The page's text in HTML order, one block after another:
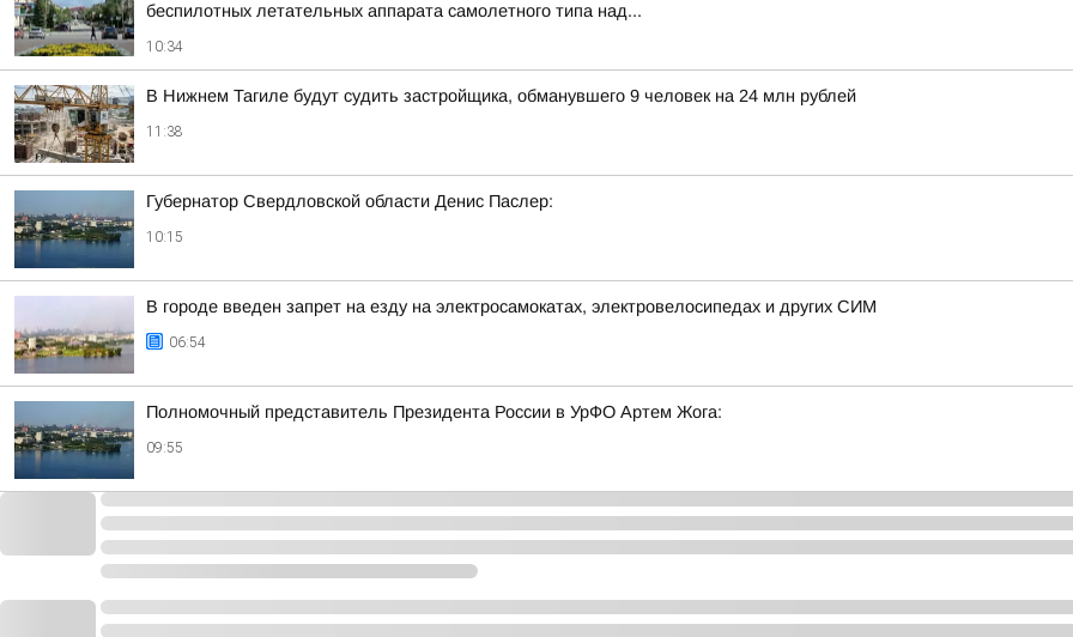
беспилотных летательных аппарата самолетного типа над...
10:34
В Нижнем Тагиле будут судить застройщика, обманувшего 9 человек на 24 млн рублей
11:38
Губернатор Свердловской области Денис Паслер:
10:15
В городе введен запрет на езду на электросамокатах, электровелосипедах и других СИМ
06:54
Полномочный представитель Президента России в УрФО Артем Жога:
09:55